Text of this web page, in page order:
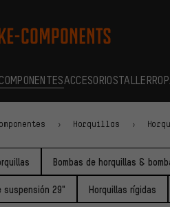
Página de inicio
COMPONENTESACCESORIOSTALLER
Horquillas
Bombas de horquillas &
suspensión 29" Horquillas rígidas